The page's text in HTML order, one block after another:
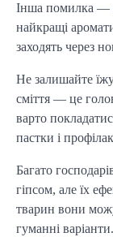
Інша помилка —
найкращі
заходять через
Не залишайте
сміття — це
варто
пастки і
Багато
гіпсом, але їх
тварин вони
гуманні варіанти.